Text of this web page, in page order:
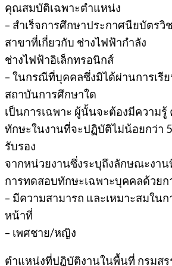
คุณสมบัติเฉพาะตำแหน่ง
– สำเร็จการศึกษาประกาศนียบัตรวิ
สาขาที่เกี่ยวกับ ช่างไฟฟ้ากำลัง
ช่างไฟฟ้าอิเล็กทรอนิกส์
– ในกรณีที่บุคคลซึ่งมิได้ผ่านการเรี
สถาบันการศึกษาใด
เป็นการเฉพาะ ผู้นั้นจะต้องมีความรู้
ทักษะในงานที่จะปฏิบัติไม่น้อยกว่า
รับรอง
จากหน่วยงานซึ่งระบุถึงลักษณะงา
การทดสอบทักษะเฉพาะบุคคลด้วย
– มีความสามารถ และเหมาะสมใน
หน้าที่
– เพศชาย/หญิง
ตำแหน่งที่ปฏิบัติงานในพื้นที่ กรมสร